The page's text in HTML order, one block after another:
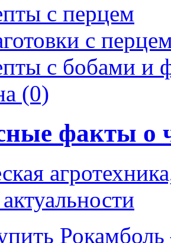
с перцем
с
с бобами и
(0)
факты о